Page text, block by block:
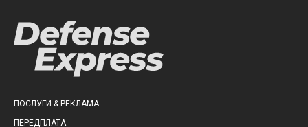
ПОСЛУГИ & РЕКЛАМА
ПЕРЕДПЛАТА